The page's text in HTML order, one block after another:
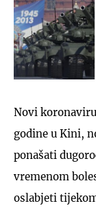
Novi
godine u Kini,
ponašati
vremenom
oslabjeti